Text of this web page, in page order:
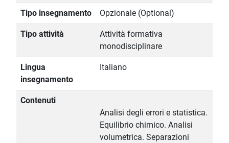
Tipo insegnamento Opzionale (Optional)
Tipo attività
Attività formativa
monodisciplinare
Lingua
insegnamento
Italiano
Contenuti
Analisi degli errori e statistica.
Equilibrio chimico. Analisi
volumetrica. Separazioni